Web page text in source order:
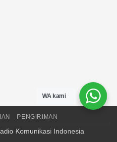
PENGIRIMAN
Komunikasi Indonesia
WA kami